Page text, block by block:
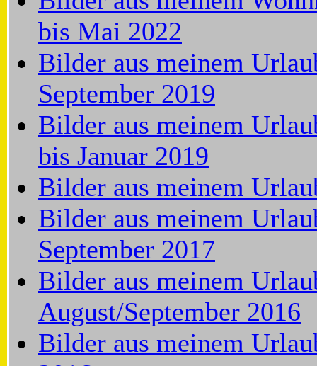
bis Mai 2022
Bilder aus meinem
September 2019
Bilder aus meinem
bis Januar 2019
Bilder aus meinem
Bilder aus meinem
September 2017
Bilder aus meinem
August/September 2016
Bilder aus meinem